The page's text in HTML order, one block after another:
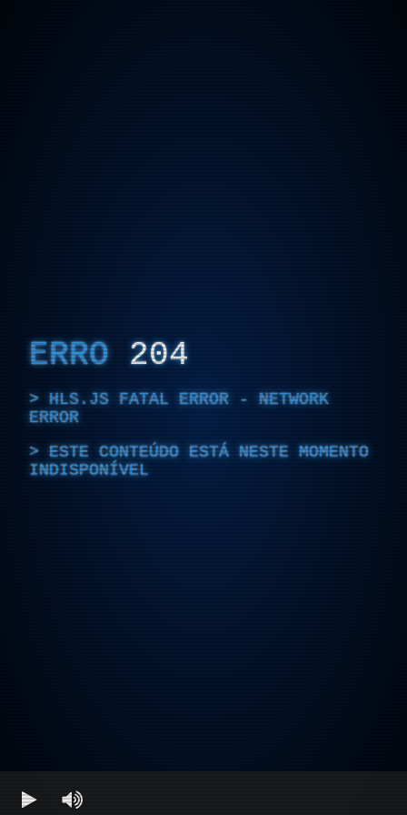
ERRO 204
HLS.JS FATAL ERROR - NETWORK
ERROR
ESTE CONTEÚDO ESTÁ NESTE MOMENTO
INDISPONÍVEL